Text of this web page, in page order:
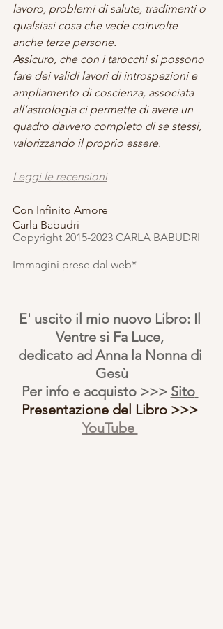
lavoro, problemi di salute, tradimenti o
qualsiasi cosa che vede coinvolte
anche terze persone.
Assicuro, che con i tarocchi si possono
fare dei validi lavori di introspezioni e
ampliamento di coscienza, associata
all’astrologia ci permette di avere un
quadro davvero completo di se stessi,
valorizzando il proprio essere.
Leggi le recensioni
Con Infinito Amore
Carla Babudri
Copyright 2015-2023 CARLA BABUDRI
Immagini prese dal web*
E' uscito il mio nuovo Libro: Il
Ventre si Fa Luce,
dedicato ad Anna la Nonna di
Gesù
Per info e acquisto >>> Sito
Presentazione del Libro >>>
YouTube